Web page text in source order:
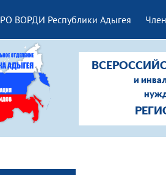
РО ВОРДИ Республики Адыгея
и